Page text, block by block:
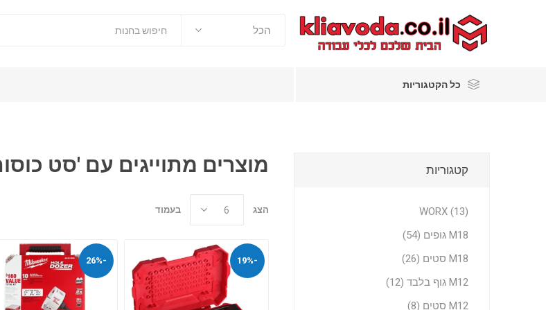
כל הקטגוריות
מוצרים מתוייגים עם 'סט
הצג בעמוד
-19%
-26%
קטגוריות
WORX (13)
M18 גופים (54)
M18 סטים (26)
M12 גוף בלבד (12)
M12 סטים (8)